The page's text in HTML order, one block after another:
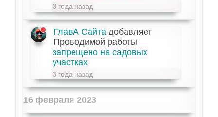
3 года назад
ГлавА Сайта добавляет
Проводимой работы
запрещено на садовых
участках
3 года назад
16 февраля 2023